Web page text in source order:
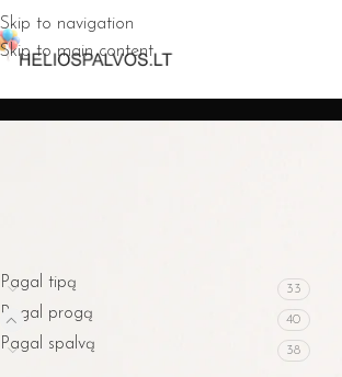
Skip to navigation
Skip to main content
Pagal tipą 33
Pagal progą 40
Pagal spalvą 38